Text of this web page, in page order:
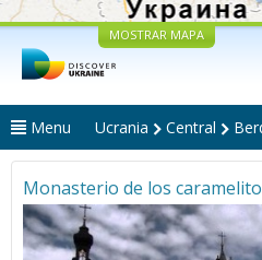
MOSTRAR MAPA
Menu Ucrania Central
Monasterio de los